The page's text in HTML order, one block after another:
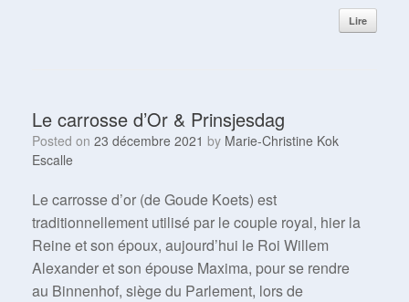
Lire
Le carrosse d’Or & Prinsjesdag
Posted on 23 décembre 2021 by Marie-Christine Kok
Escalle
Le carrosse d’or (de Goude Koets) est
traditionnellement utilisé par le couple royal, hier la
Reine et son époux, aujourd’hui le Roi Willem
Alexander et son épouse Maxima, pour se rendre
au Binnenhof, siège du Parlement, lors de